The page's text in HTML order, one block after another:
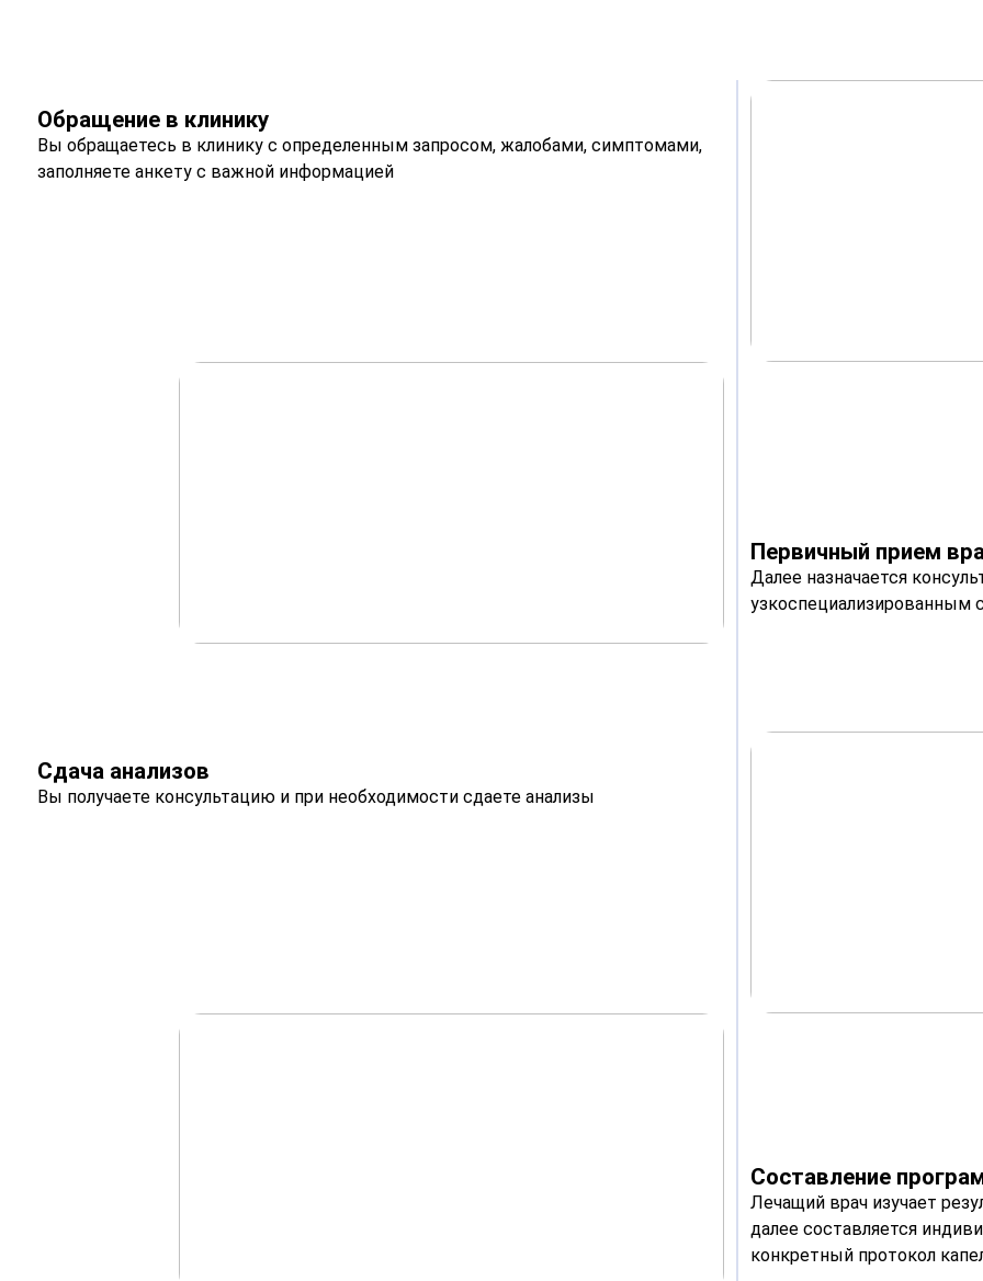
Обращение в клинику
Вы обращаетесь в клинику с определенным запросом, жалобами, симптомами,
заполняете анкету с важной информацией
Первичный прием
Далее назначается
узкоспециализированным
Сдача анализов
Вы получаете консультацию и при необходимости сдаете анализы
Составление
Лечащий врач изучает
далее составляется
конкретный протокол